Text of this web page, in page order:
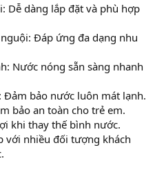
Dễ dàng lắp đặt và phù hợp
Đáp ứng đa dạng nhu
Nước nóng sẵn sàng nhanh
Đảm bảo nước luôn mát lạnh.
bảo an toàn cho trẻ em.
khi thay thế bình nước.
với nhiều đối tượng khách